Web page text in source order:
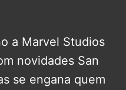
a Marvel Studios
novidades San
se engana quem